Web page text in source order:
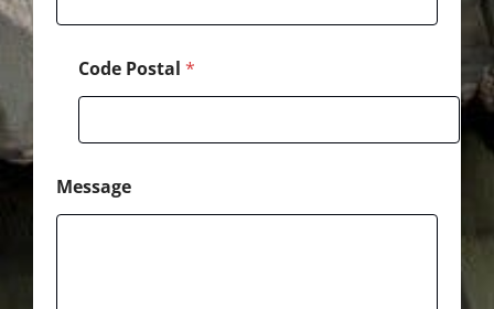
Code Postal *
Message